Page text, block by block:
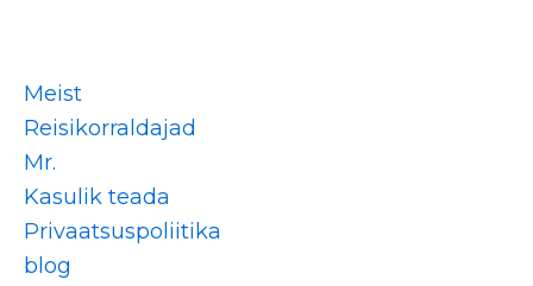
Meist
Reisikorraldajad
Mr.
Kasulik teada
Privaatsuspoliitika
blog